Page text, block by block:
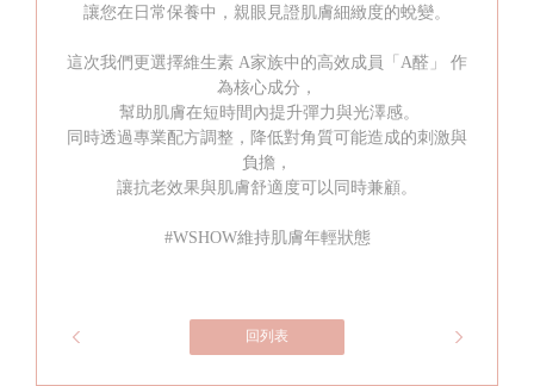
讓您在日常保養中，親眼見證肌膚細緻度的蛻變。
這次我們更選擇維生素 A家族中的高效成員「A醛」 作
為核心成分，
幫助肌膚在短時間內提升彈力與光澤感。
同時透過專業配方調整，降低對角質可能造成的刺激與
負擔，
讓抗老效果與肌膚舒適度可以同時兼顧。
#WSHOW維持肌膚年輕狀態
回列表